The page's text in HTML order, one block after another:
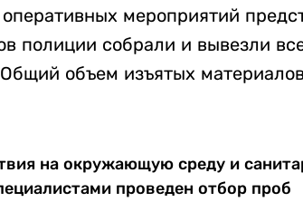
мероприятий
полиции собрали и вывезли
объем изъятых
на окружающую среду и
проведен отбор проб